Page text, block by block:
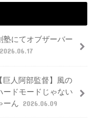
塾にてオブザーバー
2026.06.17
巨人阿部監督】風の
ードモードじゃない
ーん 2026.06.09